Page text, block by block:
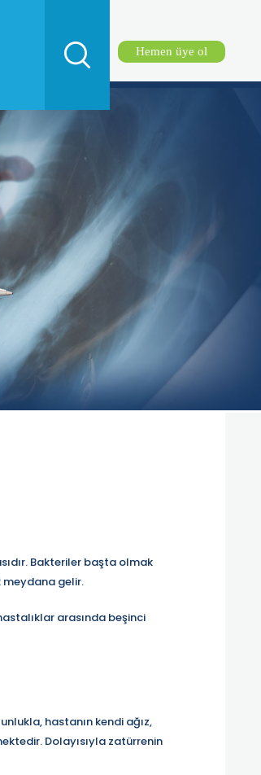
Hemen üye ol
Bakteriler başta olmak
gelir.
arasında beşinci
hastanın kendi ağız,
Dolayısıyla zatürrenin